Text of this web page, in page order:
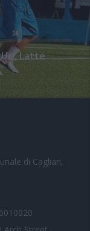
Latte
di Cagliari,